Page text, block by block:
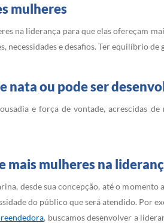
mulheres
na liderança para que elas ofereçam
e desafios. Ter equilíbrio de
nata ou pode ser
e força de vontade, acrescidas
mais mulheres na
desde sua concepção, até o
do público que será atendido. Por
, buscamos desenvolver a